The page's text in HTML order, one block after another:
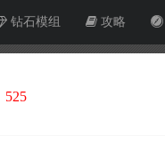
钻石模组 攻略
525